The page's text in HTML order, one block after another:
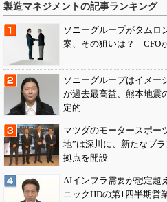
製造マネジメントの記事ランキング
ソニーグループがタムロ
案、その狙いは？ CFO
ソニーグループはイメー
が過去最高益、熊本地震
定的
マツダのモータースポー
地”は深川に、新たなブ
拠点を開設
AIインフラ需要が想定
ニックHDの第1四半期営